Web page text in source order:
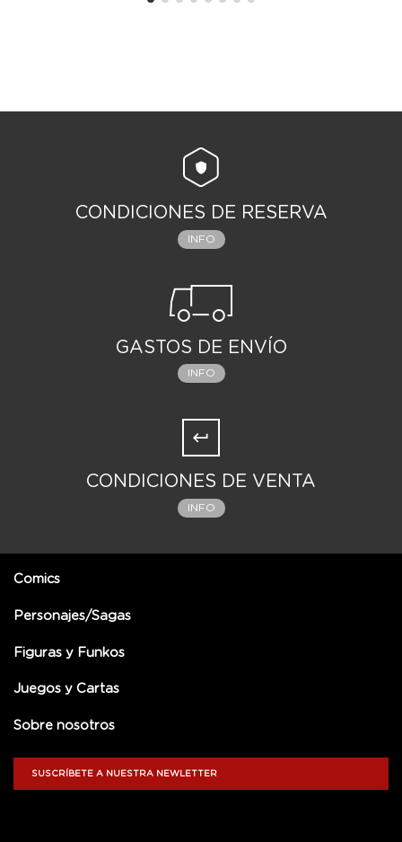
CONDICIONES DE RESERVA
INFO
GASTOS DE ENVÍO
INFO
CONDICIONES DE VENTA
INFO
Comics
Personajes/Sagas
Figuras y Funkos
Juegos y Cartas
Sobre nosotros
SUSCRÍBETE A NUESTRA NEWLETTER